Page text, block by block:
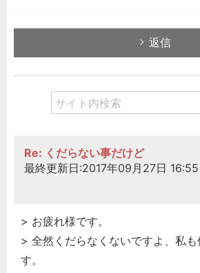
返信
Re: くだらない事だけど
最終更新日:2017年09月27日 16:55
> お疲れ様です。
> 全然くだらなくないですよ、私
す。